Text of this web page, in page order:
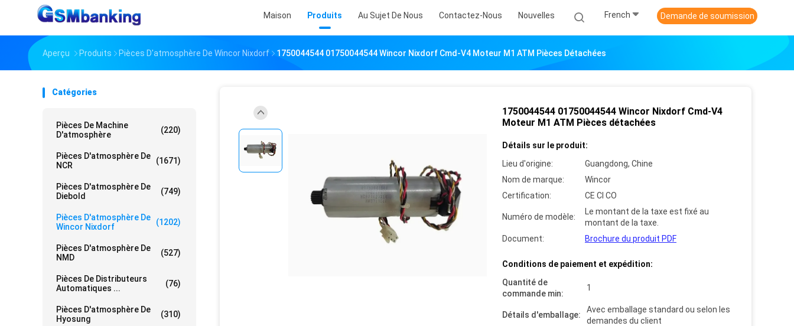
Maison Produits Au Sujet De Nous Contactez-Nous Nouvelles French Demande de soumission
Aperçu Produits Pièces D'atmosphère De Wincor Nixdorf 1750044544 01750044544 Wincor Nixdorf Cmd-V4 Moteur M1 ATM Pièces Détachées
Catégories
Pièces De Machine
D'atmosphère
(220)
Pièces D'atmosphère De
NCR
(1671)
Pièces D'atmosphère De
Diebold
(749)
Pièces D'atmosphère De
Wincor Nixdorf
(1202)
Pièces D'atmosphère De
NMD
(527)
Pièces De Distributeurs
Automatiques ...
(76)
Pièces D'atmosphère De
Hyosung
(310)
1750044544 01750044544 Wincor Nixdorf Cmd-V4
Moteur M1 ATM Pièces détachées
Détails sur le produit:
Lieu d'origine:
Guangdong, Chine
Nom de marque:
Wincor
Certification:
CE CI CO
Numéro de modèle:
Le montant de la taxe est fixé au
montant de la taxe.
Document:
Brochure du produit PDF
Conditions de paiement et expédition:
Quantité de
commande min:
1
Détails d'emballage:
Avec emballage standard ou selon les
demandes du client